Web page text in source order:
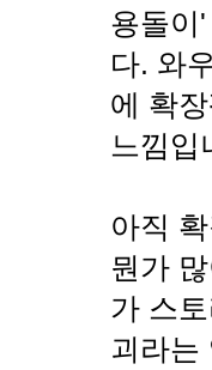
용돌이
다. 와
에 확
느낌입
아직
뭔가
가 스
괴라는